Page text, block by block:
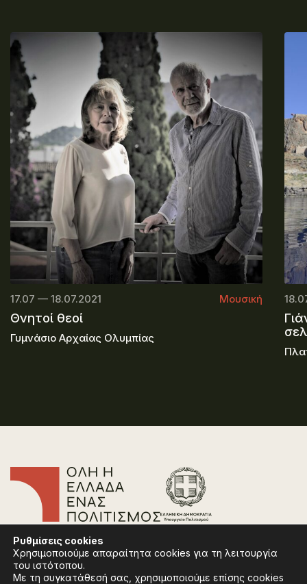
17.07 — 18.07.2021 Μουσική
Θνητοί θεοί
Γυμνάσιο Αρχαίας Ολυμπίας
Συχνές Ερωτήσεις
Πολιτική Απορρήτου
Όροι Χρήσης
Ρυθμίσεις cookies
Χρησιμοποιούμε απαραίτητα cookies για τη λειτουργία
του ιστότοπου.
Με τη συγκατάθεσή σας, χρησιμοποιούμε επίσης cookies